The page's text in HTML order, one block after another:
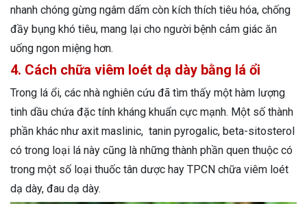
nhanh chóng gừng ngâm dấm còn kích thích tiêu hóa, chống
đầy bụng khó tiêu, mang lại cho người bệnh cảm giác ăn
uống ngon miệng hơn.
4. Cách chữa viêm loét dạ dày bằng lá ổi
Trong lá ổi, các nhà nghiên cứu đã tìm thấy một hàm lượng
tinh dầu chứa đặc tính kháng khuẩn cực mạnh. Một số thành
phần khác như axit maslinic, tanin pyrogalic, beta-sitosterol
có trong loại lá này cũng là những thành phần quen thuộc có
trong một số loại thuốc tân dược hay TPCN chữa viêm loét
dạ dày, đau dạ dày.